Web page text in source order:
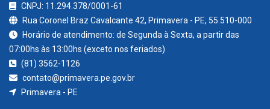
CNPJ: 11.294.378/0001-61
Rua Coronel Braz Cavalcante 42, Primavera - PE, 55.510-000
Horário de atendimento: de Segunda à Sexta, a partir das
07:00hs às 13:00hs (exceto nos feriados)
(81) 3562-1126
contato@primavera.pe.gov.br
Primavera - PE